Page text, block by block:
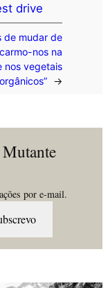
drive
de mudar de
nos na
nos vegetais
orgânicos”
→
por e-mail.